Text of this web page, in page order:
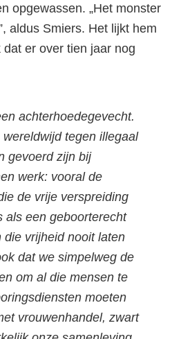
opgewassen. „Het monster
aldus Smiers. Het lijkt hem
er over tien jaar nog
achterhoedegevecht.
tegen illegaal
gevoerd zijn bij
werk: vooral de
de vrije verspreiding
als een geboorterecht
vrijheid nooit laten
dat we simpelweg de
om al die mensen te
moeten
vrouwenhandel, zwart